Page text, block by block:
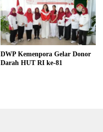
DWP Kemenpora Gelar Donor
Darah HUT RI ke-81